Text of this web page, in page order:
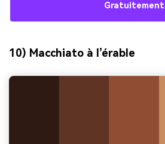
Gratuitement
10) Macchiato à l’érable